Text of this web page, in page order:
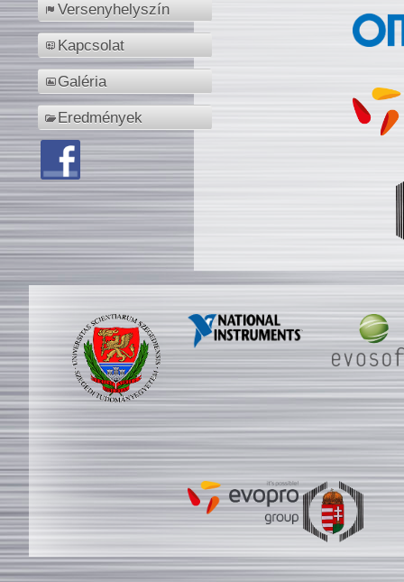
Versenyhelyszín
Kapcsolat
Galéria
Eredmények